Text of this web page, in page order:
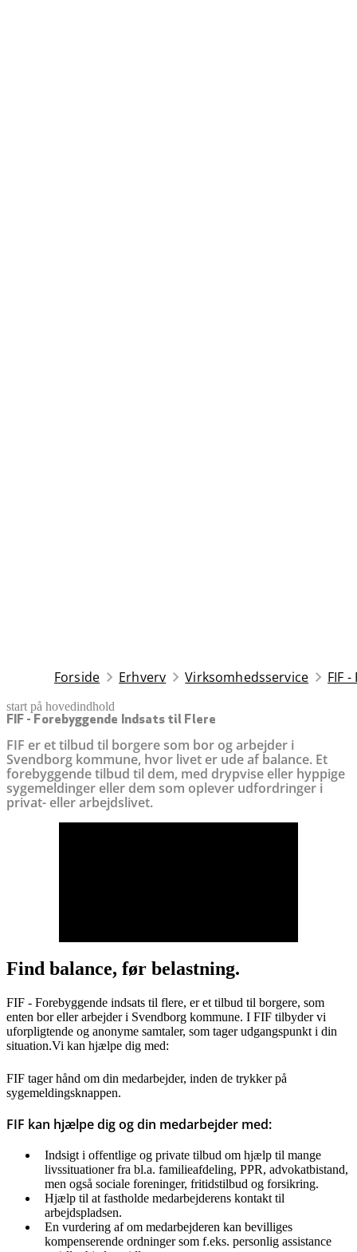
Forside Erhverv Virksomhedsservice FIF
start på hovedindhold
FIF - Forebyggende Indsats til Flere
FIF er et tilbud til borgere som bor og arbejder i
Svendborg kommune, hvor livet er ude af balance. Et
forebyggende tilbud til dem, med drypvise eller hyppige
sygemeldinger eller dem som oplever udfordringer i
privat- eller arbejdslivet.
senest opdateret 15. januar 2026
Find balance, før belastning.
FIF - Forebyggende indsats til flere, er et tilbud til borgere, som
enten bor eller arbejder i Svendborg kommune. I FIF tilbyder vi
uforpligtende og anonyme samtaler, som tager udgangspunkt i din
situation.Vi kan hjælpe dig med:
FIF tager hånd om din medarbejder, inden de trykker på
sygemeldingsknappen.
FIF kan hjælpe dig og din medarbejder med:
Indsigt i offentlige og private tilbud om hjælp til mange
livssituationer fra bl.a. familieafdeling, PPR, advokatbistand,
men også sociale foreninger, fritidstilbud og forsikring.
Hjælp til at fastholde medarbejderens kontakt til
arbejdspladsen.
En vurdering af om medarbejderen kan bevilliges
kompenserende ordninger som f.eks. personlig assistance